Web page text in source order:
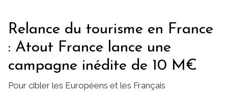
Relance du tourisme en France
: Atout France lance une
campagne inédite de 10 M€
Pour cibler les Européens et les Français